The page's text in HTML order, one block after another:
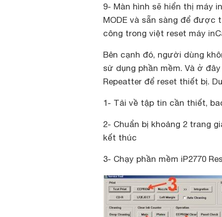
9- Màn hình sẽ hiển thị máy
MODE và sẵn sàng để
công trong việt reset máy
Bên cạnh đó, người dùng
sử dụng phần mềm. Và ở
Repeatter để reset thiết bị.
1- Tải về tập tin cần thiết,
2- Chuẩn bị khoảng 2 trang
kết thúc
3- Chạy phần mềm iP2770